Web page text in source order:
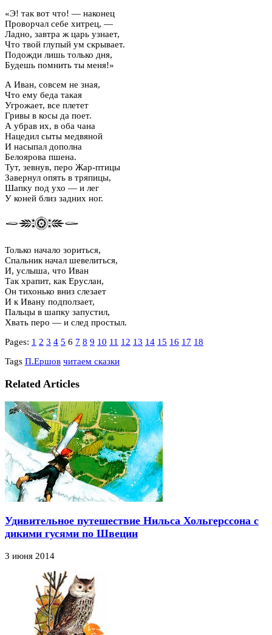
«Э! так вот что! — наконец
Проворчал себе хитрец, —
Ладно, завтра ж царь узнает,
Что твой глупый ум скрывает.
Подожди лишь только дня,
Будешь помнить ты меня!»
А Иван, совсем не зная,
Что ему беда такая
Угрожает, все плетет
Гривы в косы да поет.
А убрав их, в оба чана
Нацедил сыты медвяной
И насыпал дополна
Белоярова пшена.
Тут, зевнув, перо Жар-птицы
Завернул опять в тряпицы,
Шапку под ухо — и лег
У коней близ задних ног.
Только начало зориться,
Спальник начал шевелиться,
И, услыша, что Иван
Так храпит, как Еруслан,
Он тихонько вниз слезает
И к Ивану подползает,
Пальцы в шапку запустил,
Хвать перо — и след простыл.
Pages: 1 2 3 4 5 6 7 8 9 10 11 12 13 14 15 16 17 18
Tags П.Ершов читаем сказки
Related Articles
Удивительное путешествие Нильса Хольгерссона с
дикими гусями по Швеции
3 июня 2014